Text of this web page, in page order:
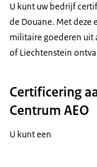
U kunt uw bedrijf
de Douane. Met deze
militaire goederen uit
of Liechtenstein
Certificering
Centrum AEO
U kunt een